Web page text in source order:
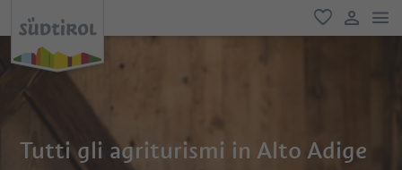
favoriti
user link
Tutti gli agriturismi in Alto Adige